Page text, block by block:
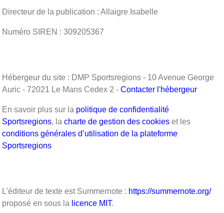
Directeur de la publication : Allaigre Isabelle
Numéro SIREN : 309205367
Hébergeur du site : DMP Sportsregions - 10 Avenue George
Auric - 72021 Le Mans Cedex 2 - Contacter l'hébergeur
En savoir plus sur la politique de confidentialité
Sportsregions, la charte de gestion des cookies et les
conditions générales d’utilisation de la plateforme
Sportsregions
L'éditeur de texte est Summernote : https://summernote.org/
proposé en sous la licence MIT.